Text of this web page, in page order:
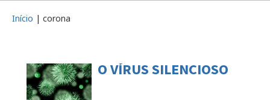
Início | corona
O VÍRUS SILENCIOSO